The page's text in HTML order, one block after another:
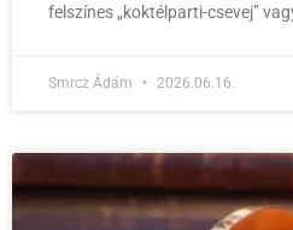
felszínes „koktélparti-csevej”
Smrcz Ádám 2026.06.16.